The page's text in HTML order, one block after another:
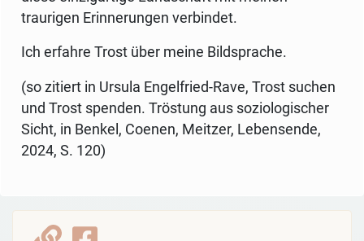
traurigen Erinnerungen verbindet.
Ich erfahre Trost über meine Bildsprache.
(so zitiert in Ursula Engelfried-Rave, Trost suchen
und Trost spenden. Tröstung aus soziologischer
Sicht, in Benkel, Coenen, Meitzer, Lebensende,
2024, S. 120)